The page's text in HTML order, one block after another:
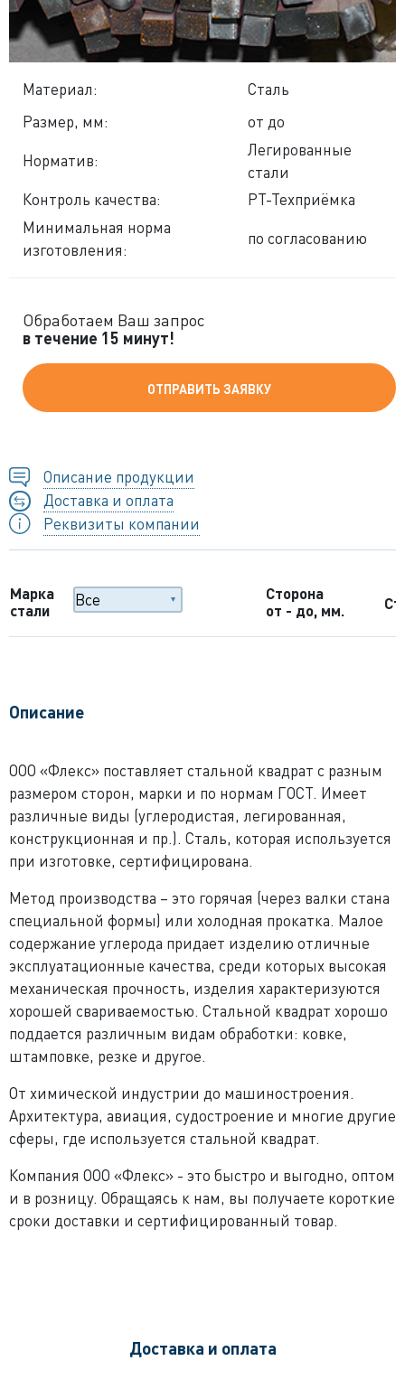
Материал:
Сталь
Размер, мм:
от до
Норматив:
Легированные
стали
Контроль качества:
РТ-Техприёмка
Минимальная норма
изготовления:
по согласованию
Обработаем Ваш запрос
в течение 15 минут!
ОТПРАВИТЬ ЗАЯВКУ
Описание продукции
Доставка и оплата
Реквизиты компании
Марка
стали
Сторона
от - до, мм.
Описание
ООО «Флекс» поставляет стальной квадрат с разным
размером сторон, марки и по нормам ГОСТ. Имеет
различные виды (углеродистая, легированная,
конструкционная и пр.). Сталь, которая используется
при изготовке, сертифицирована.
Метод производства – это горячая (через валки стана
специальной формы) или холодная прокатка. Малое
содержание углерода придает изделию отличные
эксплуатационные качества, среди которых высокая
механическая прочность, изделия характеризуются
хорошей свариваемостью. Стальной квадрат хорошо
поддается различным видам обработки: ковке,
штамповке, резке и другое.
От химической индустрии до машиностроения.
Архитектура, авиация, судостроение и многие другие
сферы, где используется стальной квадрат.
Компания ООО «Флекс» - это быстро и выгодно, оптом
и в розницу. Обращаясь к нам, вы получаете короткие
сроки доставки и сертифицированный товар.
Доставка и оплата